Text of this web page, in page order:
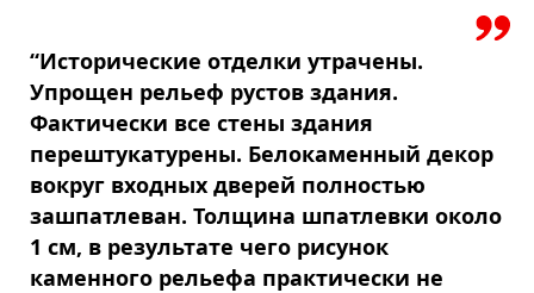
“Исторические отделки утрачены.
Упрощен рельеф рустов здания.
Фактически все стены здания
перештукатурены. Белокаменный декор
вокруг входных дверей полностью
зашпатлеван. Толщина шпатлевки около
1 см, в результате чего рисунок
каменного рельефа практически не